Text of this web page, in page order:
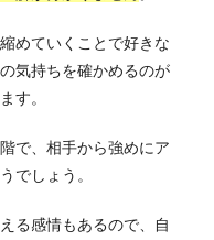
めていくことで好きな
気持ちを確かめるのが
す。
で、相手から強めにア
でしょう。
る感情もあるので、自